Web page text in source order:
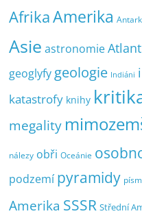
AfrikaAmerika
Asie astronomie
geoglyfy geologie Indiáni
katastrofy knihy
megality
nálezy obři Oceánie
podzemí pyramidy
Amerika SSSR Střední